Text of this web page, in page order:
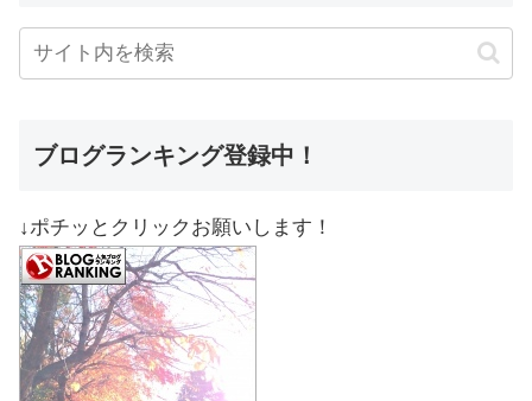
ブログランキング登録中！
↓ポチッとクリックお願いします！